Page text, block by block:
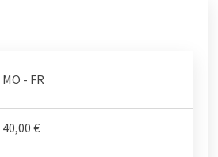
MO - FR
40,00 €